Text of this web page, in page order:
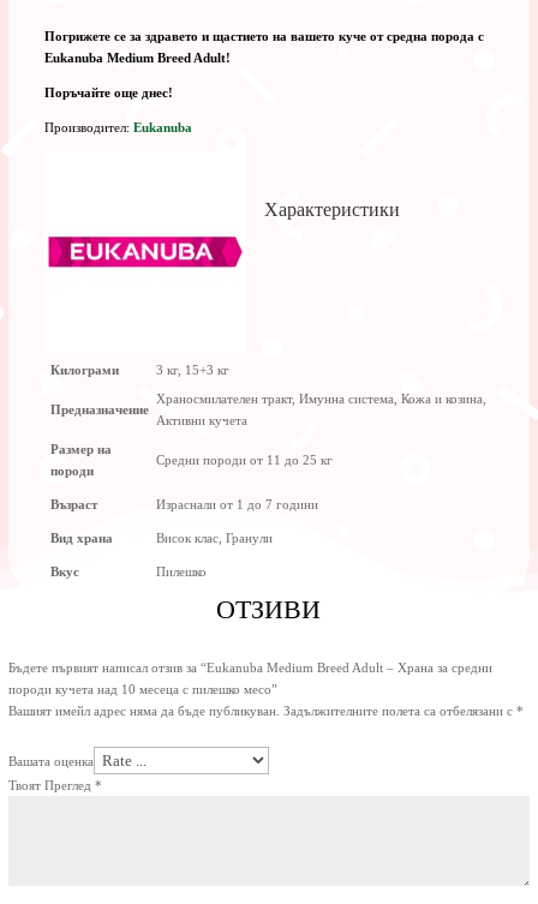
Погрижете се за здравето и щастието на вашето куче от средна порода с
Eukanuba Medium Breed Adult!
Поръчайте още днес!
Производител: Eukanuba
Характеристики
Килограми 3 кг, 15+3 кг
Предназначение
Храносмилателен тракт, Имунна система, Кожа и козина,
Активни кучета
Размер на
породи
Средни породи от 11 до 25 кг
Възраст Израснали от 1 до 7 години
Вид храна Висок клас, Гранули
Вкус Пилешко
ОТЗИВИ
Бъдете първият написал отзив за “Eukanuba Medium Breed Adult – Храна за средни
породи кучета над 10 месеца с пилешко месо”
Вашият имейл адрес няма да бъде публикуван. Задължителните полета са отбелязани с *
Вашата оценка
Твоят Преглед *